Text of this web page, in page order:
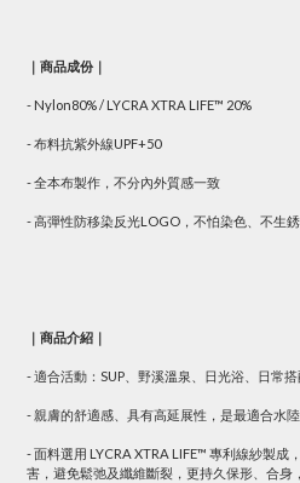
｜商品成份｜
- Nylon80% / LYCRA XTRA LIFE™ 20%
- 布料抗紫外線UPF+50
- 全本布製作，不分內外質感一致
- 高彈性防移染反光LOGO，不怕染色、不生
｜商品介紹｜
- 適合活動：SUP、野溪溫泉、日光浴、日常搭
- 親膚的舒適感、具有高延展性，是最適合水
- 面料選用 LYCRA XTRA LIFE™ 專利線紗製
害，避免鬆弛及纖維斷裂，更持久保形、合身